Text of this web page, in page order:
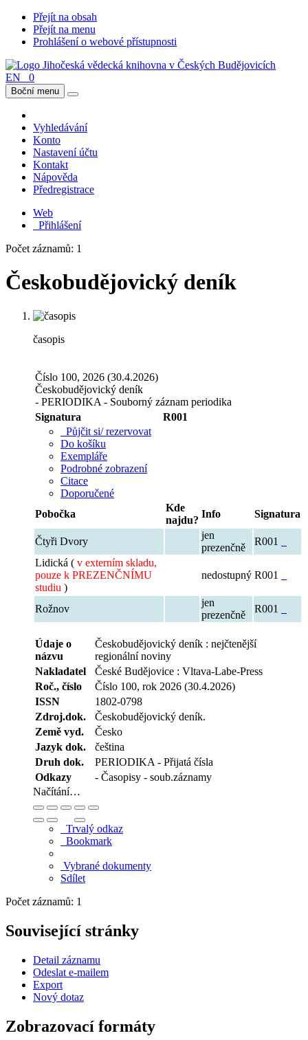
Přejít na obsah
Přejít na menu
Prohlášení o webové přístupnosti
EN 0
Boční menu
Vyhledávání
Konto
Nastavení účtu
Kontakt
Nápověda
Předregistrace
Web
Přihlášení
Počet záznamů: 1
Českobudějovický deník
časopis
Číslo 100, 2026 (30.4.2026)
Českobudějovický deník
- PERIODIKA - Souborný záznam periodika
Signatura
R001
Půjčit si/ rezervovat
Do košíku
Exempláře
Podrobné zobrazení
Citace
Doporučené
Pobočka
Kde
najdu?
Info Signatura
Čtyři Dvory
jen
prezenčně
R001
Lidická ( v externím skladu,
pouze k PREZENČNÍMU
studiu )
nedostupný R001
Rožnov
jen
prezenčně
R001
Údaje o
názvu
Českobudějovický deník : nejčtenější
regionální noviny
Nakladatel
České Budějovice : Vltava-Labe-Press
Roč., číslo
Číslo 100, rok 2026 (30.4.2026)
ISSN
1802-0798
Zdroj.dok.
Českobudějovický deník.
Země vyd.
Česko
Jazyk dok.
čeština
Druh dok.
PERIODIKA - Přijatá čísla
Odkazy
- Časopisy - soub.záznamy
Načítání…
Trvalý odkaz
Bookmark
Vybrané dokumenty
Sdílet
Počet záznamů: 1
Související stránky
Detail záznamu
Odeslat e-mailem
Export
Nový dotaz
Zobrazovací formáty